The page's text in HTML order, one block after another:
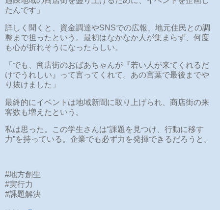
たんです」
詳しく聞くと、資金調達やSNSでの広報、地元住民との調
整まで担ったという。最初はなかなか人が集まらず、何度
も心が折れそうになったらしい。
「でも、商店街のおばあちゃんが『若い人が来てくれるだ
けでうれしい』って言ってくれて。あの言葉で最後までや
り抜けました」
最終的にイベントは地域新聞に取り上げられ、商店街の来
客数も増えたという。
私は思った。この学生さんは“課題を見つけ、行動に移す
力”を持っている。企業でも必ず力を発揮できるだろうと。
#地方創生
#実行力
#課題解決